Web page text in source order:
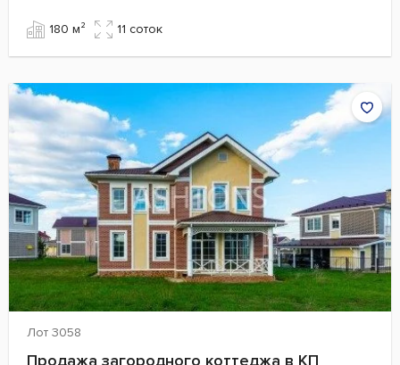
180 м² 11 cоток
Лот 3058
Продажа загородного коттеджа в КП